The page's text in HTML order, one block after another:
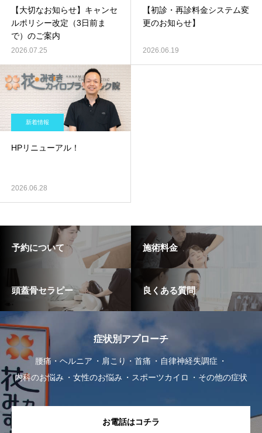
【大切なお知らせ】キャンセ
ルポリシー改定（3日前ま
で）のご案内
2026.07.25
【初診・再診料金システム変
更のお知らせ】
2026.06.19
新着情報
HPリニューアル！
2026.06.28
予約について 施術料金
頭蓋骨セラピー 良くある質問
症状別アプローチ
腰痛・ヘルニア 肩こり・首痛
自律神経失調症
内科のお悩み
女性のお悩み スポーツカイロ その他の症状
お電話はコチラ